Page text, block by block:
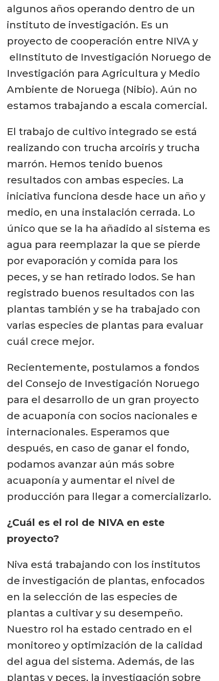
algunos años operando dentro de un
instituto de investigación. Es un
proyecto de cooperación entre NIVA y
elInstituto de Investigación Noruego de
Investigación para Agricultura y Medio
Ambiente de Noruega (Nibio). Aún no
estamos trabajando a escala comercial.
El trabajo de cultivo integrado se está
realizando con trucha arcoiris y trucha
marrón. Hemos tenido buenos
resultados con ambas especies. La
iniciativa funciona desde hace un año y
medio, en una instalación cerrada. Lo
único que se la ha añadido al sistema es
agua para reemplazar la que se pierde
por evaporación y comida para los
peces, y se han retirado lodos. Se han
registrado buenos resultados con las
plantas también y se ha trabajado con
varias especies de plantas para evaluar
cuál crece mejor.
Recientemente, postulamos a fondos
del Consejo de Investigación Noruego
para el desarrollo de un gran proyecto
de acuaponía con socios nacionales e
internacionales. Esperamos que
después, en caso de ganar el fondo,
podamos avanzar aún más sobre
acuaponía y aumentar el nivel de
producción para llegar a comercializarlo.
¿Cuál es el rol de NIVA en este
proyecto?
Niva está trabajando con los institutos
de investigación de plantas, enfocados
en la selección de las especies de
plantas a cultivar y su desempeño.
Nuestro rol ha estado centrado en el
monitoreo y optimización de la calidad
del agua del sistema. Además, de las
plantas y peces, la investigación sobre